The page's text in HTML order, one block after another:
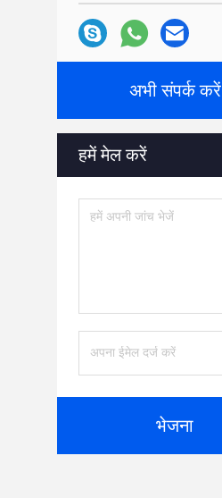
अभी संपर्क करें
हमें मेल करें
भेजना